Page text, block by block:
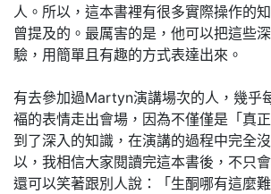
人。所以，這本書裡有很多實際操作的
曾提及的。最厲害的是，他可以把這些
驗，用簡單且有趣的方式表達出來。
有去參加過Martyn演講場次的人，幾乎
褔的表情走出會場，因為不僅僅是「真
到了深入的知識，在演講的過程中完全
以，我相信大家閱讀完這本書後，不只
還可以笑著跟別人說：「生酮哪有這麼